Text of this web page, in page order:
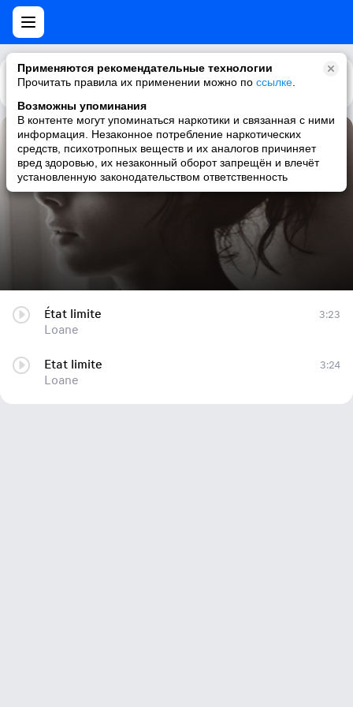
Применяются рекомендательные технологии
Прочитать правила их применении можно по ссылке
Возможны упоминания
В контенте могут упоминаться наркотики и связанная с ними
информация. Незаконное потребление наркотических
средств, психотропных веществ и их аналогов причиняет
вред здоровью, их незаконный оборот запрещён и влечёт
установленную законодательством ответственность
Каталог Рекомендации
État limite
Loane
État limite
Loane
3:23
Etat limite
Loane
3:24